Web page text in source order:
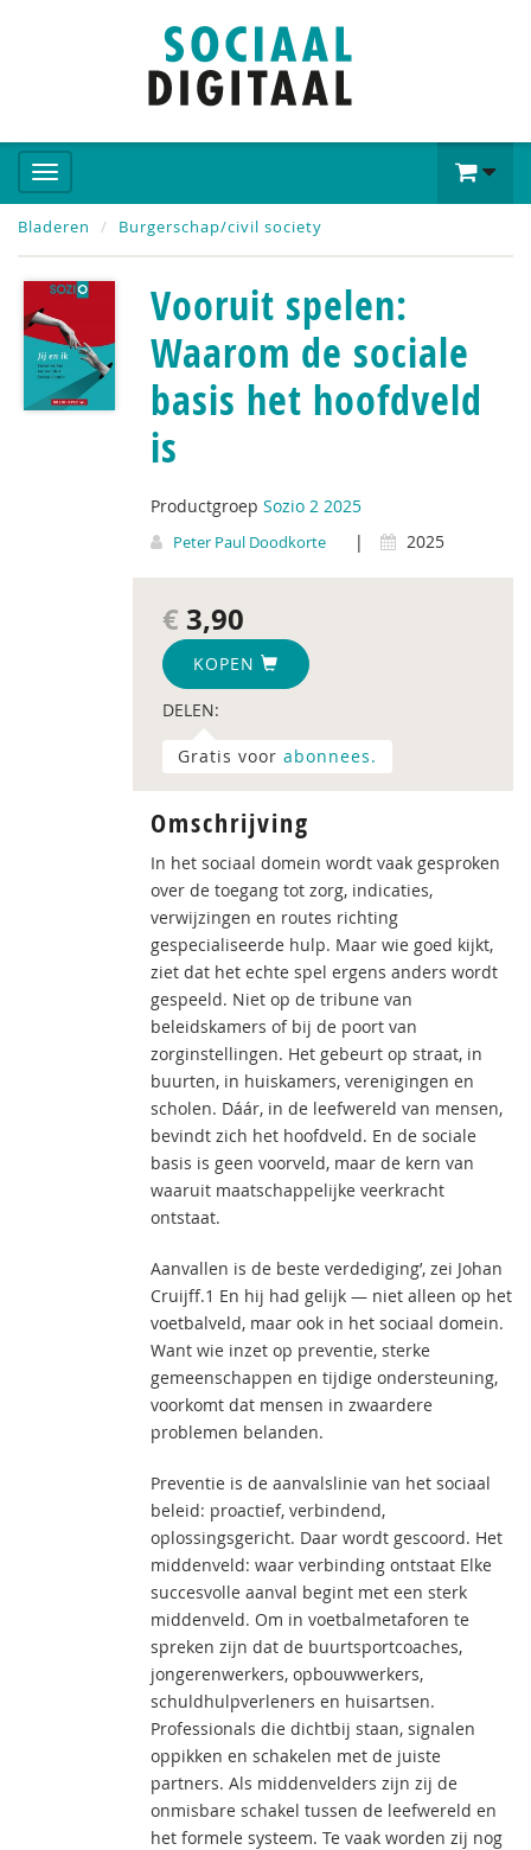
Bladeren Burgerschap/civil society
Vooruit spelen:
Waarom de sociale
basis het hoofdveld
is
Productgroep Sozio 2 2025
Peter Paul Doodkorte | 2025
€ 3,90
KOPEN
DELEN:
Gratis voor abonnees.
Omschrijving
In het sociaal domein wordt vaak gesproken
over de toegang tot zorg, indicaties,
verwijzingen en routes richting
gespecialiseerde hulp. Maar wie goed kijkt,
ziet dat het echte spel ergens anders wordt
gespeeld. Niet op de tribune van
beleidskamers of bij de poort van
zorginstellingen. Het gebeurt op straat, in
buurten, in huiskamers, verenigingen en
scholen. Dáár, in de leefwereld van mensen,
bevindt zich het hoofdveld. En de sociale
basis is geen voorveld, maar de kern van
waaruit maatschappelijke veerkracht
ontstaat.
Aanvallen is de beste verdediging’, zei Johan
Cruijff.1 En hij had gelijk — niet alleen op het
voetbalveld, maar ook in het sociaal domein.
Want wie inzet op preventie, sterke
gemeenschappen en tijdige ondersteuning,
voorkomt dat mensen in zwaardere
problemen belanden.
Preventie is de aanvalslinie van het sociaal
beleid: proactief, verbindend,
oplossingsgericht. Daar wordt gescoord. Het
middenveld: waar verbinding ontstaat Elke
succesvolle aanval begint met een sterk
middenveld. Om in voetbalmetaforen te
spreken zijn dat de buurtsportcoaches,
jongerenwerkers, opbouwwerkers,
schuldhulpverleners en huisartsen.
Professionals die dichtbij staan, signalen
oppikken en schakelen met de juiste
partners. Als middenvelders zijn zij de
onmisbare schakel tussen de leefwereld en
het formele systeem. Te vaak worden zij nog